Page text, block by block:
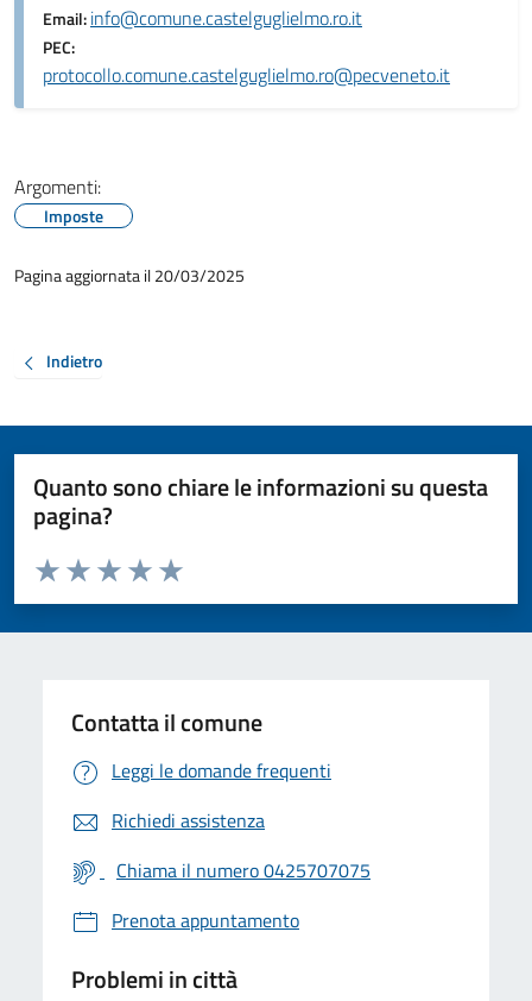
Email:info@comune.castelguglielmo.ro.it
PEC:
protocollo.comune.castelguglielmo.ro@pecveneto.it
Argomenti:
Imposte
Pagina aggiornata il 20/03/2025
Indietro
Quanto sono chiare le informazioni su questa
pagina?
Valuta da 1 a 5 stelle la pagina
Valuta 5 stelle su 5
Valuta 4 stelle su 5
Valuta 3 stelle su 5
Valuta 2 stelle su 5
Valuta 1 stelle su 5
Contatta il comune
Leggi le domande frequenti
Richiedi assistenza
Chiama il numero 0425707075
Prenota appuntamento
Problemi in città